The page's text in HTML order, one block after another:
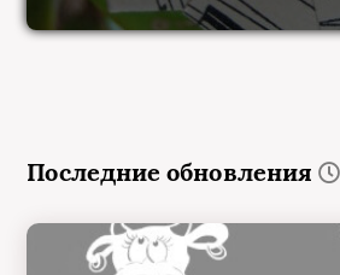
Последние обновления